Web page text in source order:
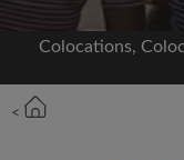
Nous ne
Colocations,
<